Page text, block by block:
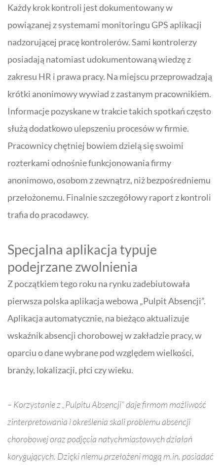
Każdy krok kontroli jest dokumentowany w
powiązanej z systemami monitoringu GPS aplikacji
nadzorującej pracę kontrolerów. Sami kontrolerzy
posiadają natomiast udokumentowaną wiedzę z
zakresu HR i prawa pracy. Na miejscu przeprowadzają
krótki anonimowy wywiad z zastanym pracownikiem.
Informacje pozyskane w trakcie takich spotkań często
służą dodatkowo ulepszeniu procesów w firmie.
Pracownicy chętniej bowiem dzielą się swoimi
rozterkami odnośnie funkcjonowania firmy
anonimowo, osobom z zewnątrz, niż bezpośredniemu
przełożonemu. Finalnie szczegółowy raport z kontroli
trafia do pracodawcy.
Specjalna aplikacja typuje
podejrzane zwolnienia
Z początkiem tego roku na rynku zadebiutowała
pierwsza polska aplikacja webowa „Pulpit Absencji”.
Aplikacja automatycznie, na bieżąco aktualizuje
wskaźnik absencji chorobowej w zakładzie pracy, w
oparciu o dane wybrane pod względem wielkości,
branży, lokalizacji, płci czy wieku.
– Korzystanie z „Pulpitu Absencji” daje firmom możliwość
zinterpretowania i określenia skali problemu absencji
chorobowej oraz podjęcia natychmiastowych działań
korygujących. Dzięki niemu przełożeni mogą m.in. posiadać